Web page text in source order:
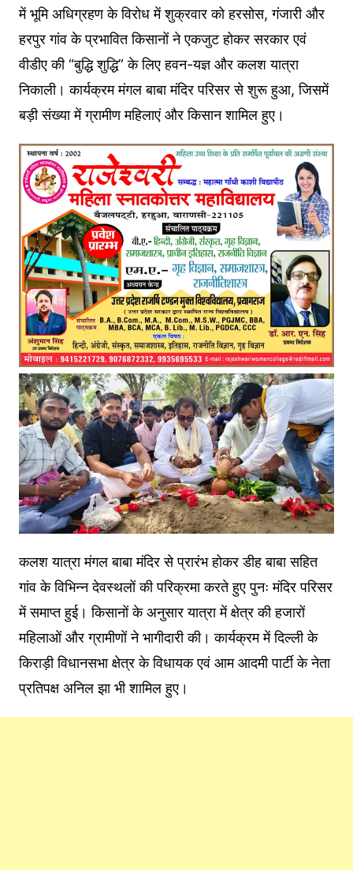
में भूमि अधिग्रहण के विरोध में शुक्रवार को हरसोस, गंजारी और
हरपुर गांव के प्रभावित किसानों ने एकजुट होकर सरकार एवं
वीडीए की “बुद्धि शुद्धि” के लिए हवन-यज्ञ और कलश यात्रा
निकाली। कार्यक्रम मंगल बाबा मंदिर परिसर से शुरू हुआ, जिसमें
बड़ी संख्या में ग्रामीण महिलाएं और किसान शामिल हुए।
कलश यात्रा मंगल बाबा मंदिर से प्रारंभ होकर डीह बाबा सहित
गांव के विभिन्न देवस्थलों की परिक्रमा करते हुए पुनः मंदिर परिसर
में समाप्त हुई। किसानों के अनुसार यात्रा में क्षेत्र की हजारों
महिलाओं और ग्रामीणों ने भागीदारी की। कार्यक्रम में दिल्ली के
किराड़ी विधानसभा क्षेत्र के विधायक एवं आम आदमी पार्टी के नेता
प्रतिपक्ष अनिल झा भी शामिल हुए।